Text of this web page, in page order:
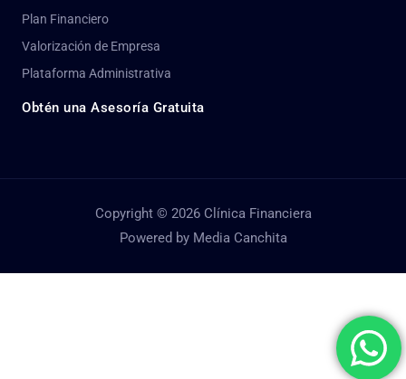
Plan Financiero
Valorización de Empresa
Plataforma Administrativa
Obtén una Asesoría Gratuita
Copyright © 2026 Clínica Financiera
Powered by Media Canchita